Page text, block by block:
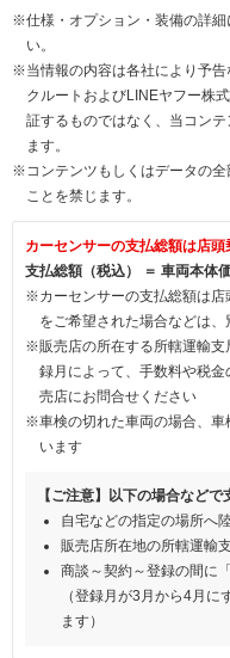
※仕様・オプション・装備の詳細
い。
※当情報の内容は各社により予告
クルートおよびLINEヤフー株
証するものではなく、当コン
ます。
※コンテンツもしくはデータの
ことを禁じます。
カーセンサーの支払総額は店
支払総額（税込） ＝ 車両本体
※カーセンサーの支払総額は店
をご希望された場合などは
※販売店の所在する所轄運輸支
録月によって、手数料や税
売店にお問合せください
※車検の切れた車両の場合、車
います
【ご注意】以下の場合など
自宅などの指定の場所へ
販売店所在地の所轄運輸
商談～契約～登録の間に
（登録月が3月から4月に
ます）